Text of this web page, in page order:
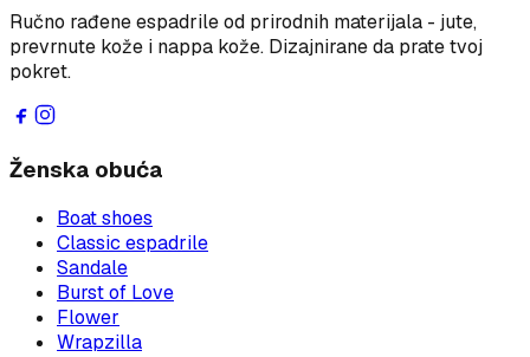
Ručno rađene espadrile od prirodnih materijala - jute,
prevrnute kože i nappa kože. Dizajnirane da prate tvoj
pokret.
Ženska obuća
Boat shoes
Classic espadrile
Sandale
Burst of Love
Flower
Wrapzilla